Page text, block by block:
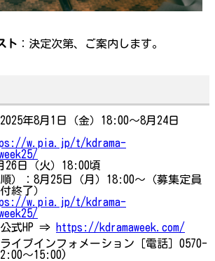
ト ：決定次第、ご案内します。
年8月1日（金）18:00～8月24日
w.pia.jp/t/kdrama-
日（火）18:00頃
）：8月25日（月）18:00〜（募集定員
終了）
w.pia.jp/t/kdrama-
式HP ⇒ https://kdramaweek.com/
イブインフォメーション［電話］0570-
～15:00)